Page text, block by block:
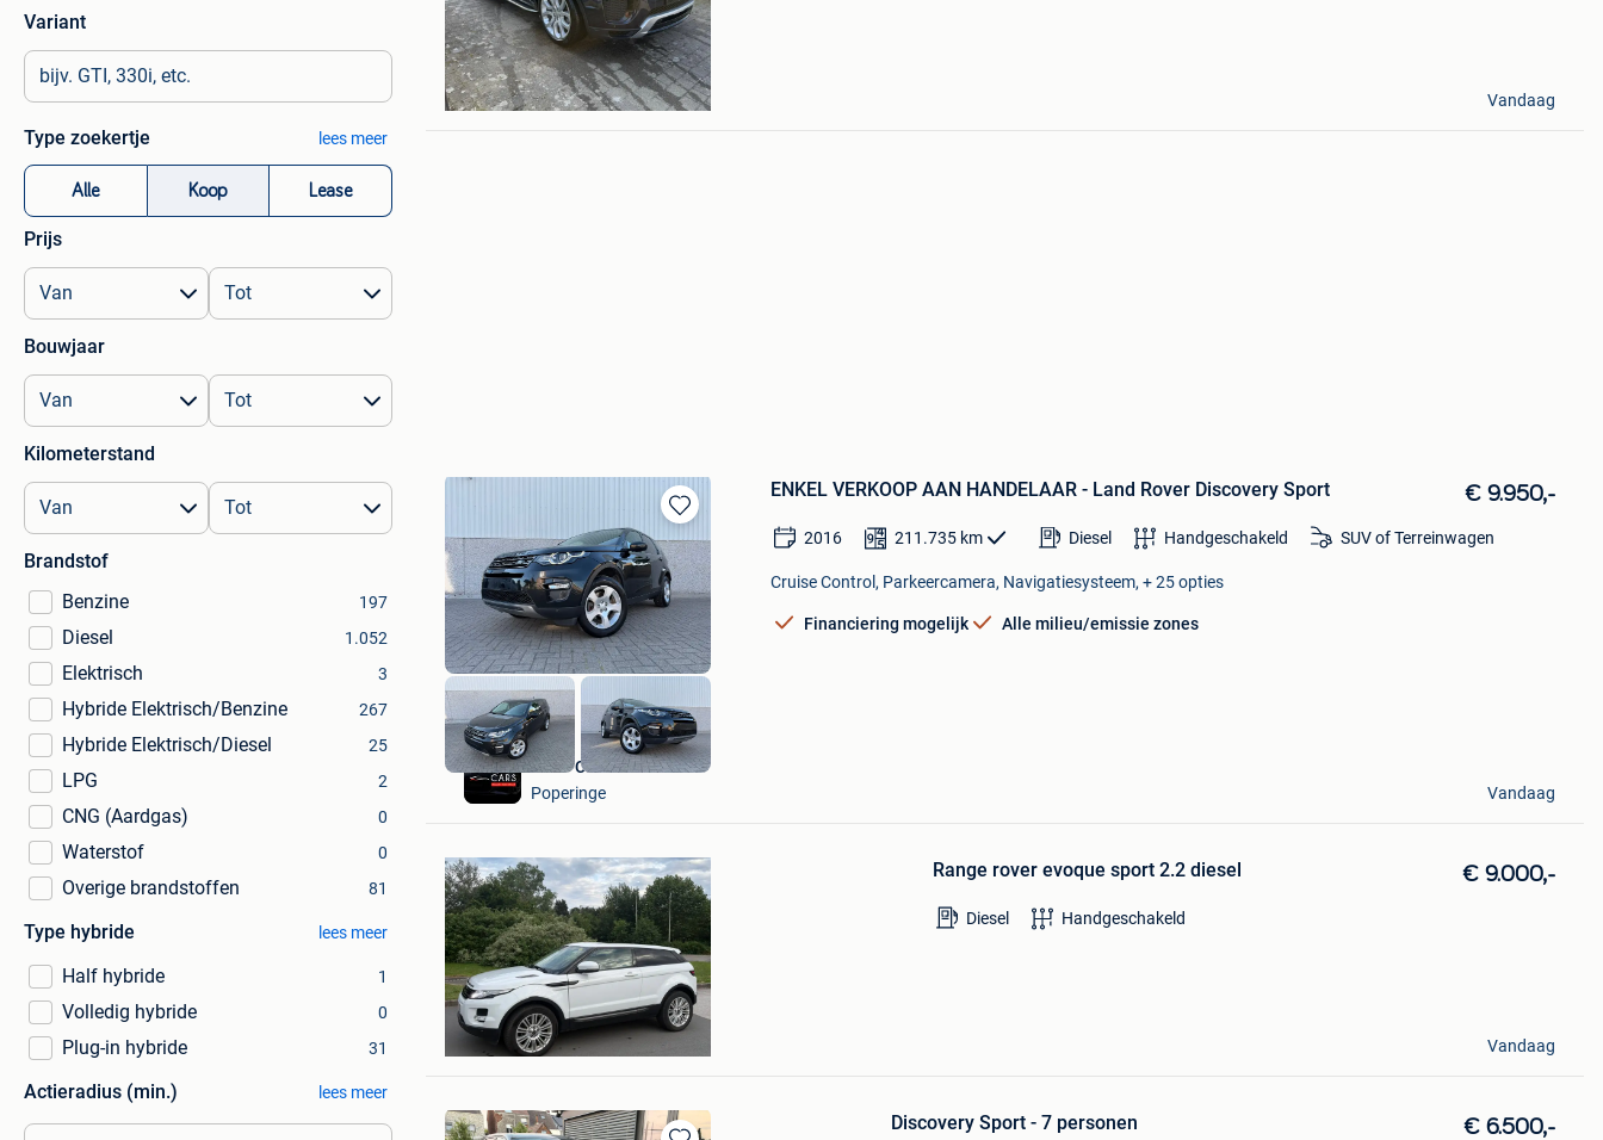
Variant
Type zoekertje lees meer
Alle Koop Lease
Prijs
Bouwjaar
Kilometerstand
Brandstof
Benzine
197
Diesel 1.052
Elektrisch 3
Hybride Elektrisch/Benzine 267
Hybride Elektrisch/Diesel 25
LPG 2
CNG (Aardgas) 0
Waterstof 0
Overige brandstoffen 81
Type hybride lees meer
Half hybride 1
Volledig hybride 0
Plug-in hybride 31
Actieradius (min.) lees meer
Glam
Sint-Niklaas
Vandaag
Bewaren
in
Mijn
Favorieten
ENKEL VERKOOP AAN HANDELAAR - Land Rover Discovery Sport € 9.950,-
2016 211.735 km Diesel Handgeschakeld SUV of Terreinwagen
Cruise Control, Parkeercamera, Navigatiesysteem, + 25 opties
Financiering mogelijk Alle milieu/emissie zones
Deco-Cars
Poperinge
Vandaag
Mijn
Favorieten
Range rover evoque sport 2.2 diesel € 9.000,-
Diesel Handgeschakeld
fernand
Nivelles
Vandaag
Discovery Sport - 7 personen € 6.500,-